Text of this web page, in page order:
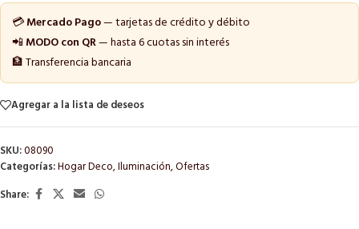
💳Mercado Pago— tarjetas de crédito y débito
📲MODO con QR— hasta 6 cuotas sin interés
🏦 Transferencia bancaria
Agregar a la lista de deseos
SKU:08090
Categorías:Hogar Deco,Iluminación,Ofertas
Share: